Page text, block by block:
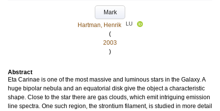
Mark
Hartman, Henrik
LU
(
2003
)
Abstract
Eta Carinae is one of the most massive and luminous stars in the Galaxy. A
huge bipolar nebula and an equatorial disk give the object a characteristic
shape. Close to the star there are gas clouds, which emit intriguing emission
line spectra. One such region, the strontium filament, is studied in more detail